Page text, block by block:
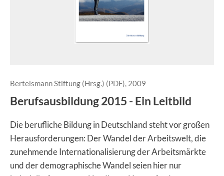
Bertelsmann Stiftung (Hrsg.) (PDF), 2009
Berufsausbildung 2015 - Ein Leitbild
Die berufliche Bildung in Deutschland steht vor großen
Herausforderungen: Der Wandel der Arbeitswelt, die
zunehmende Internationalisierung der Arbeitsmärkte
und der demographische Wandel seien hier nur